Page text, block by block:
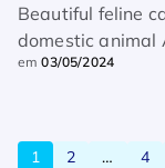
Beautiful feline
domestic animal
para gatos se
em03/05/2024
1 2 … 4